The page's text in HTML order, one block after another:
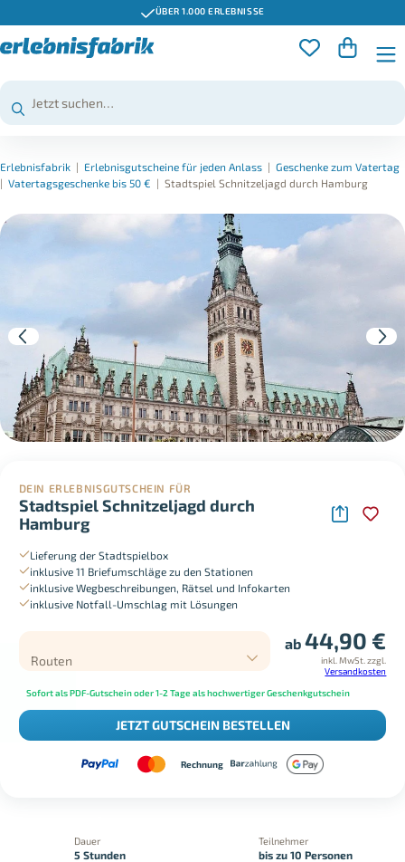
ÜBER 1.000 ERLEBNISSE
Erlebnisfabrik | Erlebnisgutscheine für jeden Anlass | Geschenke zum Vatertag
| Vatertagsgeschenke bis 50 € | Stadtspiel Schnitzeljagd durch Hamburg
DEIN ERLEBNISGUTSCHEIN FÜR
Stadtspiel Schnitzeljagd durch
Hamburg
Lieferung der Stadtspielbox
inklusive 11 Briefumschläge zu den Stationen
inklusive Wegbeschreibungen, Rätsel und Infokarten
inklusive Notfall-Umschlag mit Lösungen
Routen
ab44,90 €
inkl. MwSt. zzgl.
Versandkosten
Sofort als PDF-Gutschein oder 1-2 Tage als hochwertiger Geschenkgutschein
JETZT GUTSCHEIN BESTELLEN
Rechnung
Dauer
5 Stunden
Teilnehmer
bis zu 10 Personen